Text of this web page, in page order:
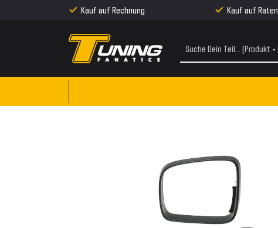
Kauf auf Rechnung Kauf auf Raten